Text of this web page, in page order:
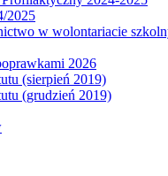
2025
w wolontariacie
2026
(sierpień 2019)
(grudzień 2019)